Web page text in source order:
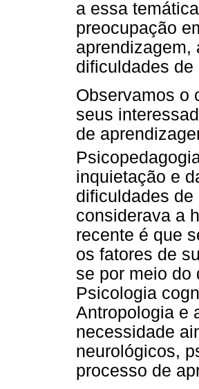
a essa
preocupação
aprendizagem,
dificuldades
Observamos o
seus
de
inquietação e
dificuldades
considerava a
recente é que
os fatores de
se por meio do
Psicologia
Antropologia e
necessidade
neurológicos,
processo de